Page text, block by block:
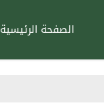
الصفحة الرئيسية